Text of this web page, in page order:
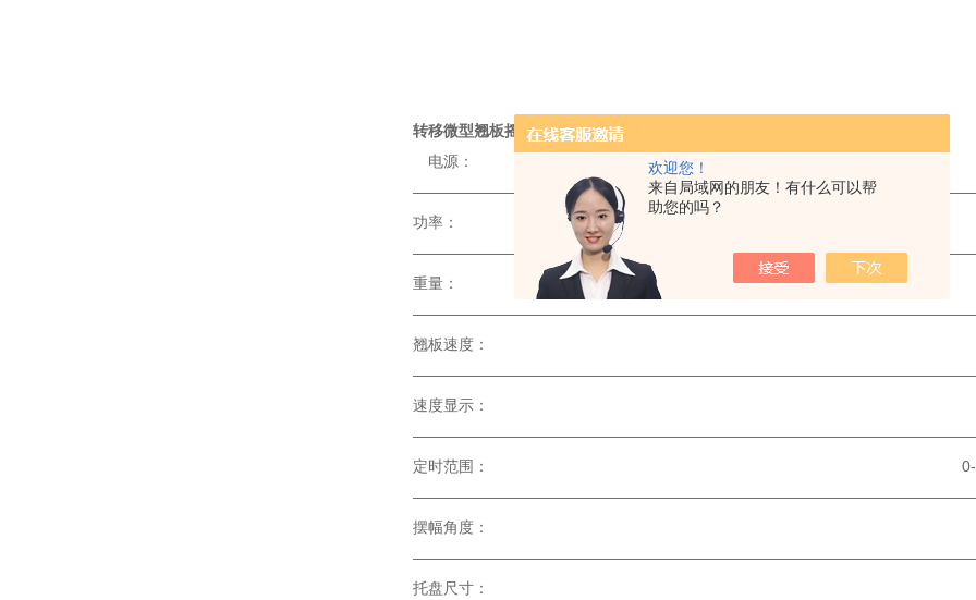
欢迎您！
来自局域网的朋友！有什么可以帮
助您的吗？
转移微型翘板摇床BETS-M5
电源：
功率：
重量：
翘板速度： 10-75转
速度显示： 数
定时范围： 0-120分/
摆幅角度： 上下
托盘尺寸：